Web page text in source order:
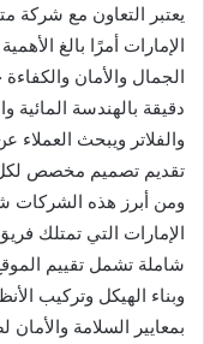
يعتبر التعاون مع
الإمارات أمرًا بالغ
الجمال والأمان
دقيقة بالهندسة المائية
والفلاتر ويبحث
تقديم تصميم مخصص لكل
ومن أبرز هذه الشركات
الإمارات التي تمتلك
شاملة تشمل تقييم
وبناء الهيكل وتركيب
بمعايير السلامة